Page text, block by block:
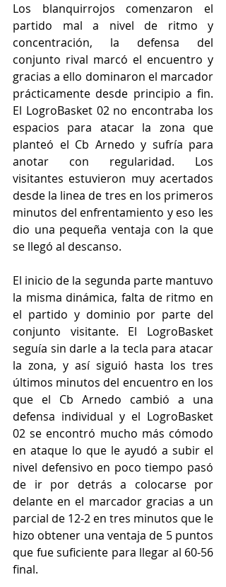
Los blanquirrojos comenzaron el
partido mal a nivel de ritmo y
concentración, la defensa del
conjunto rival marcó el encuentro y
gracias a ello dominaron el marcador
prácticamente desde principio a fin.
El LogroBasket 02 no encontraba los
espacios para atacar la zona que
planteó el Cb Arnedo y sufría para
anotar con regularidad. Los
visitantes estuvieron muy acertados
desde la linea de tres en los primeros
minutos del enfrentamiento y eso les
dio una pequeña ventaja con la que
se llegó al descanso.
El inicio de la segunda parte mantuvo
la misma dinámica, falta de ritmo en
el partido y dominio por parte del
conjunto visitante. El LogroBasket
seguía sin darle a la tecla para atacar
la zona, y así siguió hasta los tres
últimos minutos del encuentro en los
que el Cb Arnedo cambió a una
defensa individual y el LogroBasket
02 se encontró mucho más cómodo
en ataque lo que le ayudó a subir el
nivel defensivo en poco tiempo pasó
de ir por detrás a colocarse por
delante en el marcador gracias a un
parcial de 12-2 en tres minutos que le
hizo obtener una ventaja de 5 puntos
que fue suficiente para llegar al 60-56
final.